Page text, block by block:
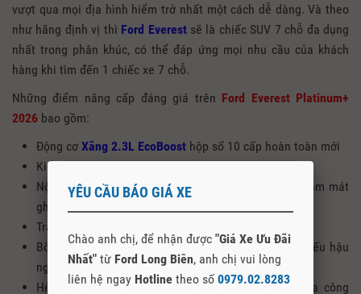
vượt qua mọi địa hình hiểm trở nhất một cách dễ dàng. Và theo
như hãng định vị thì Ford Everestsẽ là chiếc SUV 7 chỗ đa dụng
nhất trong phân khúc, có thể đáp ứng mọi nhu cầu của khách
hàng khi tìm đến 1 chiếc xe 7 chỗ.
Những điểm nâng cấp đáng giá trên Ford Everest Platinum+
2026 bao gồm:
Động cơ Xăng 2.3L EcoBoost hộp số 10 cấp hoàn toàn mới
Kiểu dáng mặt Ca lăng và Lazang mới
Nội thất bọc da cao cấp hơn và trang bị sưởi ghế, làm mát
ghế cả hàng ghế thứ nhất và hàng ghế thứ 2
Trang bị hệ thống âm thanh 12 loa của B&O
Bổ sung thêm nhớ 3 vị trí ghế, vô lăng và gương chiếu hậu
ngoài.
Hệ thống đèn Led ma trận vượt qua ranh giới của công
YÊU CẦU BÁO GIÁ XE
Chào anh chị, để nhận được "Giá Xe Ưu Đãi
Nhất" từ Ford Long Biên, anh chị vui lòng
liên hệ ngay Hotline theo số 0979.02.8283